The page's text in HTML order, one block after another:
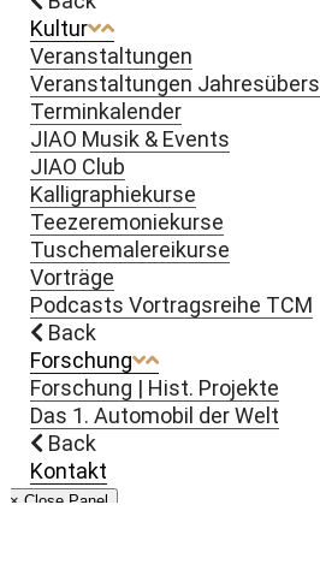
Kultur
Veranstaltungen
Veranstaltungen
Terminkalender
JIAO Musik & Events
JIAO Club
Kalligraphiekurse
Teezeremoniekurse
Tuschemalereikurse
Vorträge
Podcasts Vortragsreihe TCM
Back
Forschung
Forschung | Hist. Projekte
Das 1. Automobil der Welt
Back
Kontakt
× Close Panel